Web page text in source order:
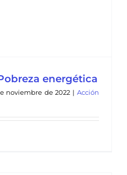
energética
noviembre de 2022 | Acción